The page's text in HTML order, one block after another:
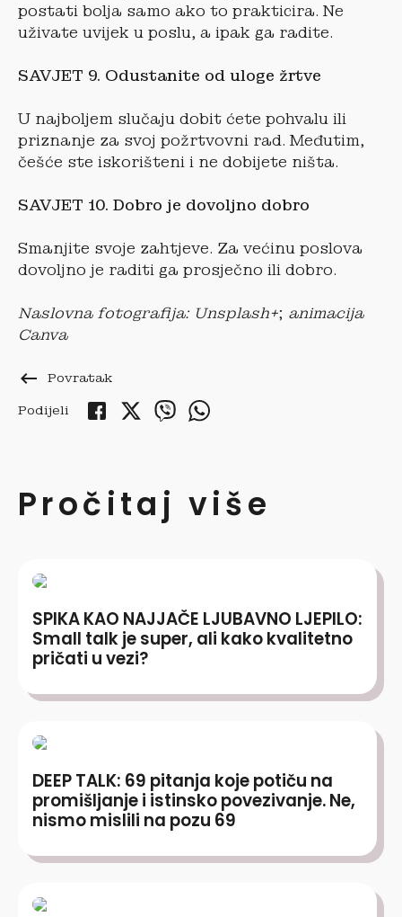
postati bolja samo ako to prakticira. Ne
uživate uvijek u poslu, a ipak ga radite.
SAVJET 9. Odustanite od uloge žrtve
U najboljem slučaju dobit ćete pohvalu ili
priznanje za svoj požrtvovni rad. Međutim,
češće ste iskorišteni i ne dobijete ništa.
SAVJET 10. Dobro je dovoljno dobro
Smanjite svoje zahtjeve. Za većinu poslova
dovoljno je raditi ga prosječno ili dobro.
Naslovna fotografija: Unsplash+; animacija
Canva
keyboard_backspace Povratak
Podijeli
Pročitaj više
SPIKA KAO NAJJAČE LJUBAVNO LJEPILO:
Small talk je super, ali kako kvalitetno
pričati u vezi?
DEEP TALK: 69 pitanja koje potiču na
promišljanje i istinsko povezivanje. Ne,
nismo mislili na pozu 69